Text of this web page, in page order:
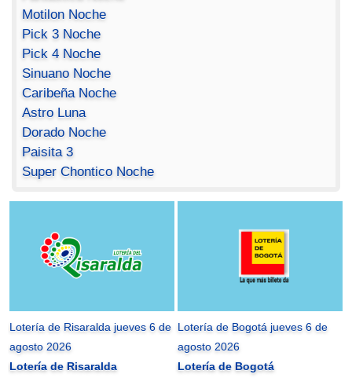
Motilon Noche
Pick 3 Noche
Pick 4 Noche
Sinuano Noche
Caribeña Noche
Astro Luna
Dorado Noche
Paisita 3
Super Chontico Noche
Lotería de Risaralda jueves 6 de
agosto 2026
Lotería de Risaralda
Lotería de Bogotá jueves 6 de
agosto 2026
Lotería de Bogotá